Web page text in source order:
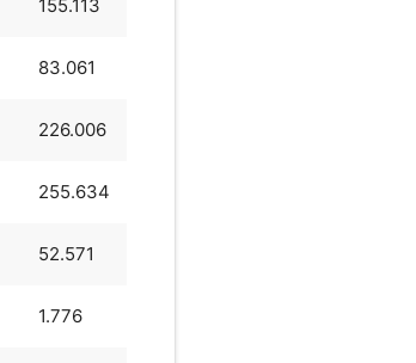
155.113
83.061
226.006
255.634
52.571
1.776